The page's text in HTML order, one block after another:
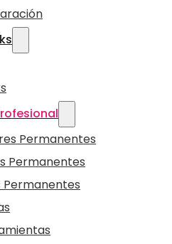
Permanentes
Permanentes
Permanentes